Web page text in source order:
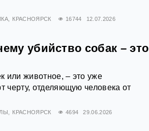
КРАСНОЯРСК 16744 12.07.2026
убийство собак – это
или животное, – это уже
черту, отделяющую человека от
КРАСНОЯРСК 4694 29.06.2026